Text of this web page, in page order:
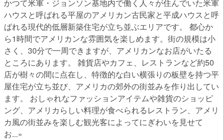
かつて米軍・ジョンソン基地内で働く人々が住んでいた米軍
ハウスと呼ばれる平屋のアメリカン古民家と平成ハウスと呼
ばれる現代的低層新築住宅が立ち並ぶエリアです。 都心か
ら1時間でアメリカンな雰囲気を楽しめます。街の規模は小
さく、30分で一周できますが、アメリカンなお店がいたる
ところにあります。 雑貨店やカフェ、レストランなど約50
店が樹々の間に点在し、特徴的な白い横張りの板壁を持つ平
屋住宅が立ち並び、アメリカの郊外の街並みを作り出してい
ます。 おしゃれなファッションアイテムや雑貨のショッピ
ング、アメリカらしい料理が食べられるレストラン、アメリ
カ風の街並みを楽しむ観光客によってにぎわいを見せて
お...»